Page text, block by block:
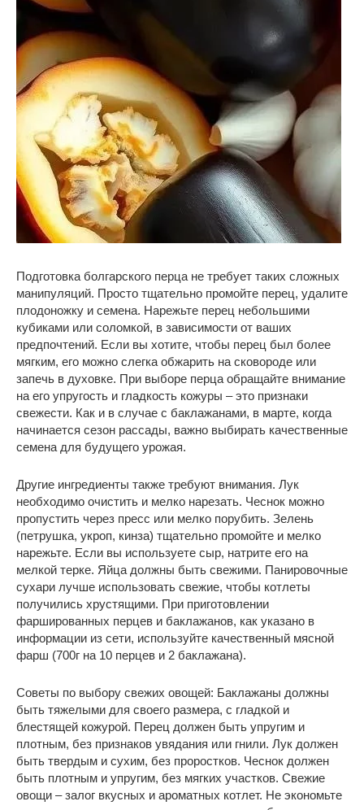
Подготовка болгарского перца не требует таких сложных
манипуляций. Просто тщательно промойте перец, удалите
плодоножку и семена. Нарежьте перец небольшими
кубиками или соломкой, в зависимости от ваших
предпочтений. Если вы хотите, чтобы перец был более
мягким, его можно слегка обжарить на сковороде или
запечь в духовке. При выборе перца обращайте внимание
на его упругость и гладкость кожуры – это признаки
свежести. Как и в случае с баклажанами, в марте, когда
начинается сезон рассады, важно выбирать качественные
семена для будущего урожая.
Другие ингредиенты также требуют внимания. Лук
необходимо очистить и мелко нарезать. Чеснок можно
пропустить через пресс или мелко порубить. Зелень
(петрушка, укроп, кинза) тщательно промойте и мелко
нарежьте. Если вы используете сыр, натрите его на
мелкой терке. Яйца должны быть свежими. Панировочные
сухари лучше использовать свежие, чтобы котлеты
получились хрустящими. При приготовлении
фаршированных перцев и баклажанов, как указано в
информации из сети, используйте качественный мясной
фарш (700г на 10 перцев и 2 баклажана).
Советы по выбору свежих овощей: Баклажаны должны
быть тяжелыми для своего размера, с гладкой и
блестящей кожурой. Перец должен быть упругим и
плотным, без признаков увядания или гнили. Лук должен
быть твердым и сухим, без проростков. Чеснок должен
быть плотным и упругим, без мягких участков. Свежие
овощи – залог вкусных и ароматных котлет. Не экономьте